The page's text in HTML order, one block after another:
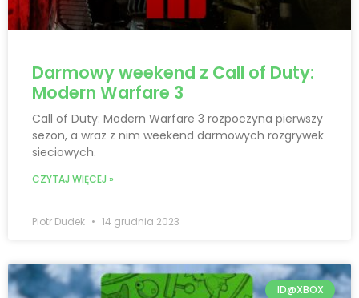
Darmowy weekend z Call of Duty:
Modern Warfare 3
Call of Duty: Modern Warfare 3 rozpoczyna pierwszy
sezon, a wraz z nim weekend darmowych rozgrywek
sieciowych.
CZYTAJ WIĘCEJ »
Piotr Dudek 14 grudnia 2023
ID@XBOX